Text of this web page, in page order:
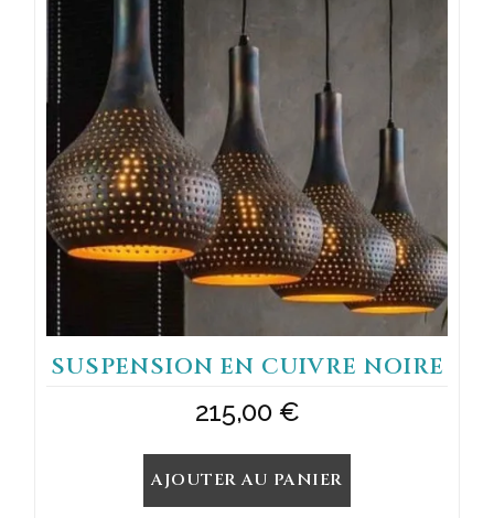
SUSPENSION EN CUIVRE NOIRE
215,00 €
AJOUTER AU PANIER